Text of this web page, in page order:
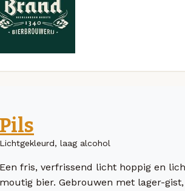
Pils
Lichtgekleurd, laag alcohol
Een fris, verfrissend licht hoppig en
moutig bier. Gebrouwen met lager-